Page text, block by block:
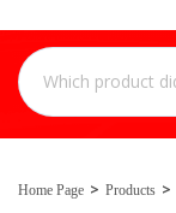
Home Page Products